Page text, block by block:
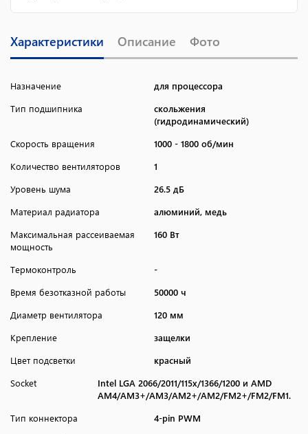
Характеристики Описание Фото
Назначение
для процессора
Тип подшипника
скольжения
(гидродинамический)
Скорость вращения
1000 - 1800 об/мин
Количество вентиляторов
1
Уровень шума
26.5 дБ
Материал радиатора
алюминий, медь
Максимальная рассеиваемая
мощность
160 Вт
Термоконтроль
-
Время безотказной работы
50000 ч
Диаметр вентилятора
120 мм
Крепление
защелки
Цвет подсветки
красный
Socket
Intel LGA 2066/2011/115х/1366/1200 и AMD
AM4/AM3+/AM3/AM2+/AM2/FM2+/FM2/FM1.
Тип коннектора
4-pin PWM